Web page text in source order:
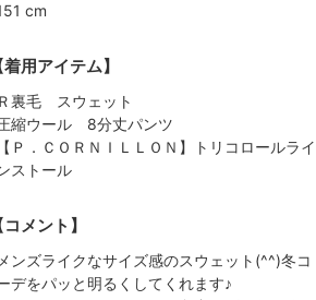
cm
着用アイテム】
Ｒ裏毛 スウェット
縮ウール 8分丈パンツ
【Ｐ．ＣＯＲＮＩＬＬＯＮ】トリコロールライ
ストール
コメント】
メンズライクなサイズ感のスウェット(^^)冬コ
デをパッと明るくしてくれます♪